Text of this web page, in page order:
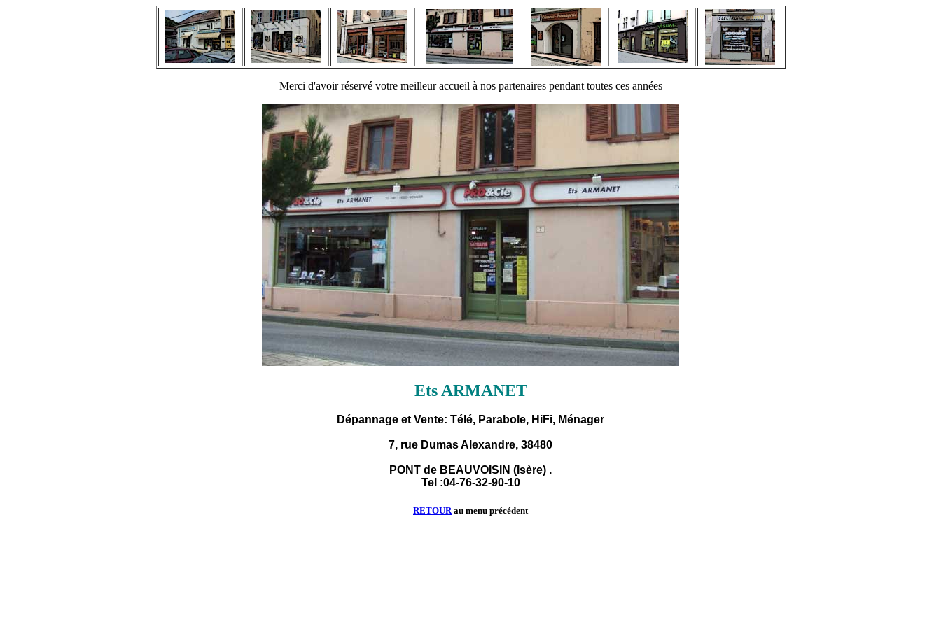
Merci d'avoir réservé votre meilleur accueil à nos partenaires pendant toutes ces années
Ets ARMANET
Dépannage et Vente: Télé, Parabole, HiFi, Ménager
7, rue Dumas Alexandre, 38480
PONT de BEAUVOISIN (Isère) .
Tel :04-76-32-90-10
RETOUR au menu précédent